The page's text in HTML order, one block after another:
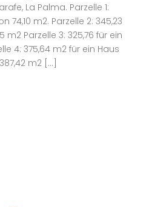
La Palma. Parzelle 1:
74,10 m2. Parzelle 2: 345,23
m2 Parzelle 3: 325,76 für ein
4: 375,64 m2 für ein Haus
m2 […]